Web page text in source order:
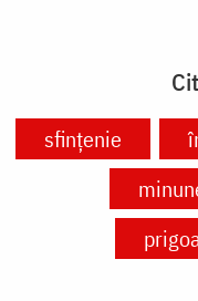
sfințenie